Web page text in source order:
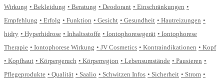
Wirkung
Bekleidung Beratung Deodorant
Einschränkungen
Empfehlung
Erfolg Funktion Gesicht Gesundheit
Hautreizungen
hidry
Hyperhidrose Inhaltsstoffe Iontophoresegerät
Iontophorese
Therapie
Iontophorese Wirkung JV Cosmetics Kontraindikationen
Kopf
Kopfhaut
Körpergeruch Körperregion Lebensumstände
Pausieren
Pflegeprodukte
Qualität Saalio Schwitzen Infos Sicherheit
Strom